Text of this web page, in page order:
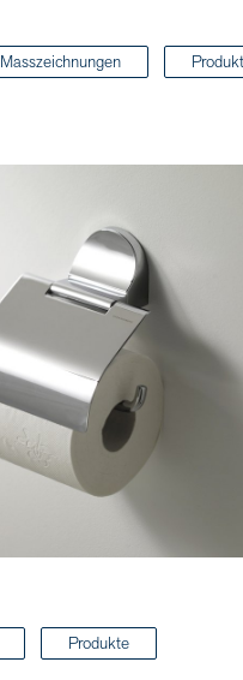
Masszeichnungen
Produkte